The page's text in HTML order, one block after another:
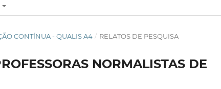
CONTÍNUA - QUALIS A4 / RELATOS DE PESQUISA
NORMALISTAS DE